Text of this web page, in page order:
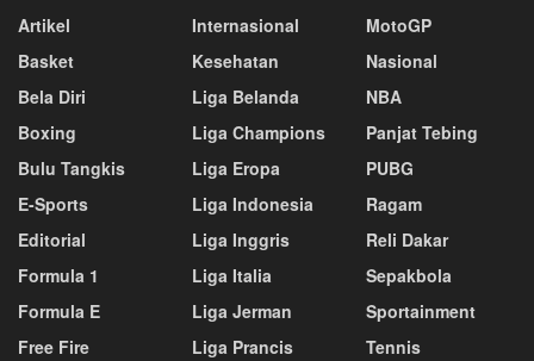
Artikel
Basket
Bela Diri
Boxing
Bulu Tangkis
E-Sports
Editorial
Formula 1
Formula E
Free Fire
Internasional
Kesehatan
Liga Belanda
Liga Champions
Liga Eropa
Liga Indonesia
Liga Inggris
Liga Italia
Liga Jerman
Liga Prancis
MotoGP
Nasional
NBA
Panjat Tebing
PUBG
Ragam
Reli Dakar
Sepakbola
Sportainment
Tennis